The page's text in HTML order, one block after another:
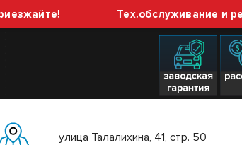
Тех.обслуживание и
улица Талалихина, 41, стр. 50